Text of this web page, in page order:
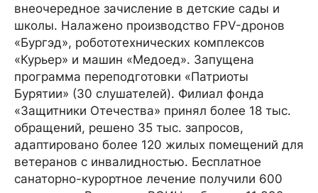
внеочередное зачисление в детские сады и
школы. Налажено производство FPV-дронов
«Бургэд», робототехнических комплексов
«Курьер» и машин «Медоед». Запущена
программа переподготовки «Патриоты
Бурятии» (30 слушателей). Филиал фонда
«Защитники Отечества» принял более 18 тыс.
обращений, решено 35 тыс. запросов,
адаптировано более 120 жилых помещений для
ветеранов с инвалидностью. Бесплатное
санаторно-курортное лечение получили 600